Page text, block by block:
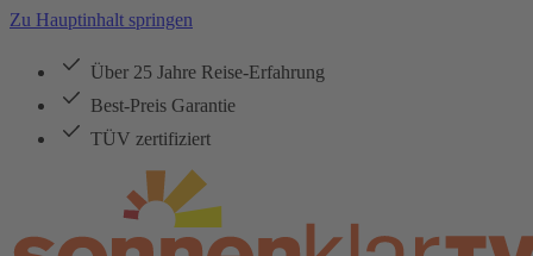
Zu Hauptinhalt springen
Über 25 Jahre Reise-Erfahrung
Best-Preis Garantie
TÜV zertifiziert